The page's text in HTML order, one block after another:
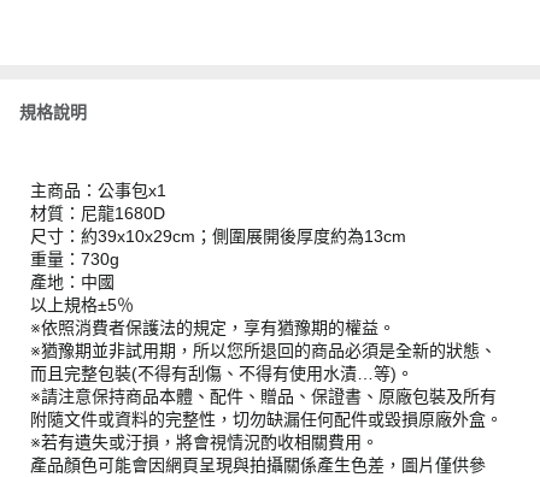
規格說明
主商品：公事包x1
材質：尼龍1680D
尺寸：約39x10x29cm；側圍展開後厚度約為13cm
重量：730g
產地：中國
以上規格±5％
※依照消費者保護法的規定，享有猶豫期的權益。
※猶豫期並非試用期，所以您所退回的商品必須是全新的狀態、
而且完整包裝(不得有刮傷、不得有使用水漬…等)。
※請注意保持商品本體、配件、贈品、保證書、原廠包裝及所有
附隨文件或資料的完整性，切勿缺漏任何配件或毀損原廠外盒。
※若有遺失或汙損，將會視情況酌收相關費用。
產品顏色可能會因網頁呈現與拍攝關係產生色差，圖片僅供參